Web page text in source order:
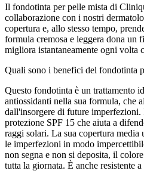
Il fondotinta per pelle mista di
collaborazione con i nostri
copertura e, allo stesso tempo,
formula cremosa e leggera dona un
migliora istantaneamente ogni volta
Quali sono i benefici del fondotinta
Questo fondotinta è un trattamento
antiossidanti nella sua formula, che
dall'insorgere di future imperfezioni.
protezione SPF 15 che aiuta a
raggi solari. La sua copertura media
le imperfezioni in modo
non segna e non si deposita, il
tutta la giornata. È anche resistente